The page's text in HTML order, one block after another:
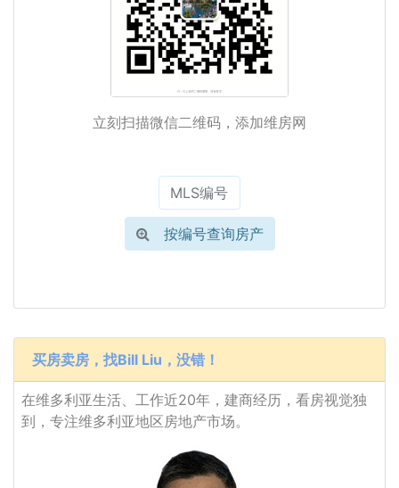
立刻扫描微信二维码，添加维房网
按编号查询房产
买房卖房，找Bill Liu，没错！
在维多利亚生活、工作近20年，建商经历，看房视觉独
到，专注维多利亚地区房地产市场。